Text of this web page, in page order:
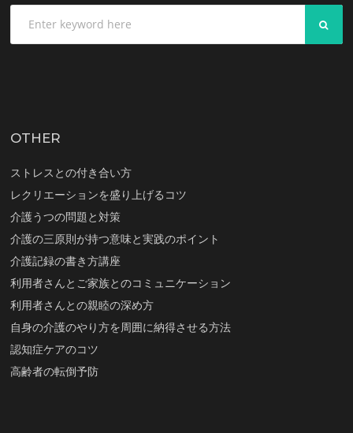
OTHER
ストレスとの付き合い方
レクリエーションを盛り上げるコツ
介護うつの問題と対策
介護の三原則が持つ意味と実践のポイント
介護記録の書き方講座
利用者さんとご家族とのコミュニケーション
利用者さんとの親睦の深め方
自身の介護のやり方を周囲に納得させる方法
認知症ケアのコツ
高齢者の転倒予防